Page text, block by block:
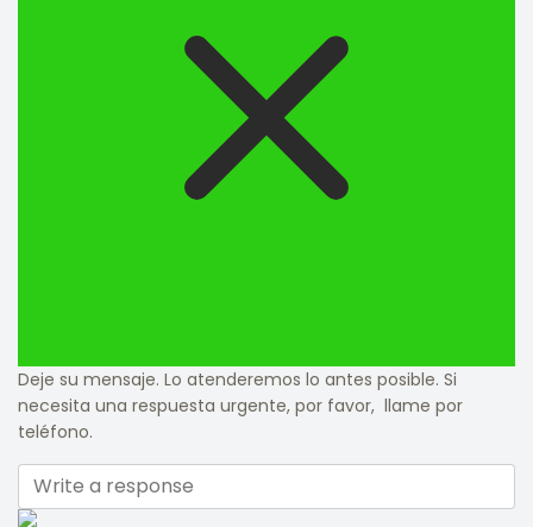
Deje su mensaje. Lo atenderemos lo antes posible. Si
necesita una respuesta urgente, por favor, llame por
teléfono.